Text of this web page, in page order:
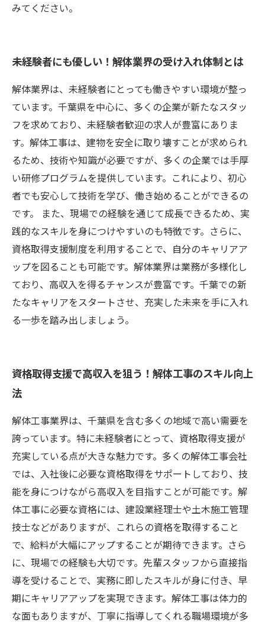
みてください。
未経験者にも優しい！解体業界の受け入れ体制とは
解体業界は、未経験者にとっても働きやすい環境が整っ
ています。千葉県を中心に、多くの企業が新たなスタッ
フを求めており、未経験者歓迎の求人が豊富にありま
す。解体工事は、建物を安全に取り壊すことが求められ
るため、技術や知識が必要ですが、多くの企業では手厚
い研修プログラムを提供しています。これにより、初心
者でも安心して技術を学び、働き始めることができるの
です。 また、現場での経験を通じて成長できるため、実
践的なスキルを身につけやすいのも特徴です。さらに、
資格取得支援制度を利用することで、自分のキャリアア
ップを図ることも可能です。解体業界は業務が多様化し
ており、高収入を得るチャンスが豊富です。千葉での新
たなキャリアをスタートさせ、充実した未来を手に入れ
る一歩を踏み出しましょう。
資格取得支援で高収入を狙う！解体工事のスキル向上
法
解体工事業界は、千葉県を含む多くの地域で高い需要を
誇っています。特に未経験者にとって、資格取得支援が
充実している点が大きな魅力です。多くの解体工事会社
では、入社後に必要な資格取得をサポートしており、技
能を身につけながら高収入を目指すことが可能です。解
体工事に必要な資格には、建設業経理士や土木施工管理
技士などがありますが、これらの資格を取得すること
で、給料が大幅にアップすることが期待できます。さら
に、現場での経験も大切です。先輩スタッフから直接指
導を受けることで、実務に即したスキルが身に付き、早
期にキャリアアップを実現できます。解体工事は体力的
な面もありますが、丁寧に指導してくれる職場環境が多